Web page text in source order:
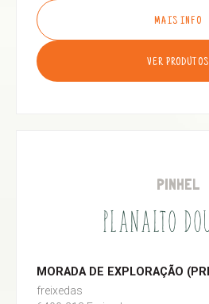
MAIS INFO
VER PRODUTOS
PINHEL
PLANALTO
MORADA DE EXPLORAÇÃO
freixedas